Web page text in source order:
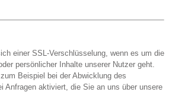
einer SSL-Verschlüsselung, wenn es um die
persönlicher Inhalte unserer Nutzer geht.
Beispiel bei der Abwicklung des
Anfragen aktiviert, die Sie an uns über unsere